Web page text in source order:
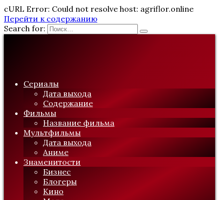
cURL Error: Could not resolve host: agriflor.online
Перейти к содержанию
Search for:
Сериалы
Дата выхода
Содержание
Фильмы
Название фильма
Мультфильмы
Дата выхода
Аниме
Знаменитости
Бизнес
Блогеры
Кино